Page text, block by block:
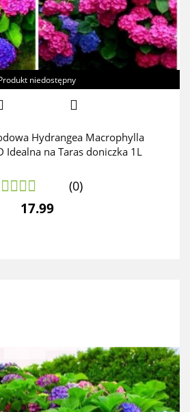
niedostępny
Hydrangea Macrophylla
Idealna na Taras doniczka 1L
(0)
17.99